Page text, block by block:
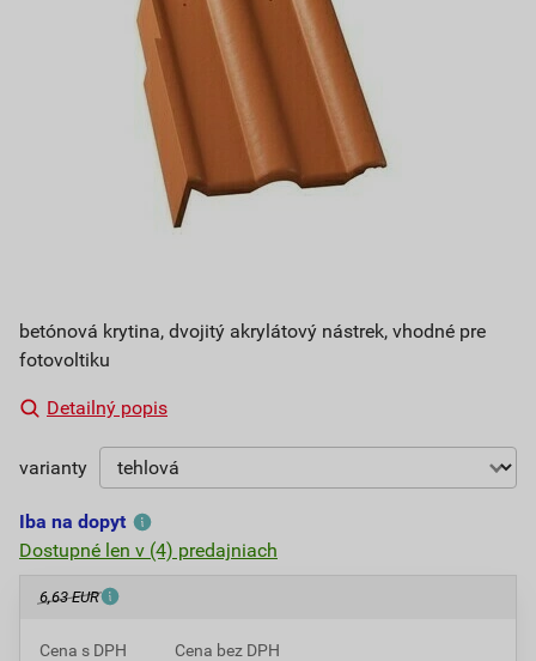
betónová krytina, dvojitý akrylátový nástrek, vhodné pre
fotovoltiku
Detailný popis
varianty
Iba na dopyt
Dostupné len v (4) predajniach
6,63 EUR
Cena s DPH Cena bez DPH